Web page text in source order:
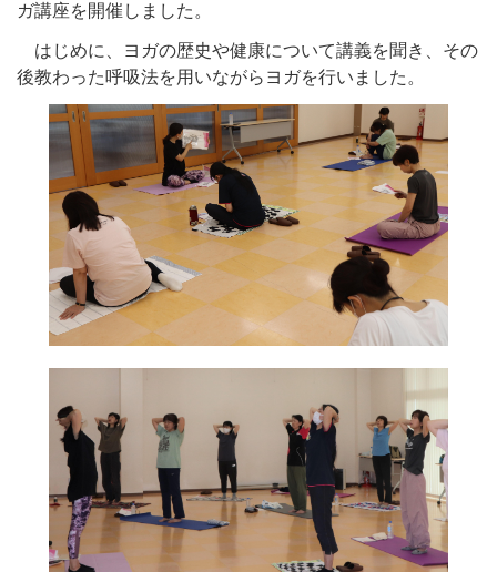
ガ講座を開催しました。
はじめに、ヨガの歴史や健康について講義を聞き、その
後教わった呼吸法を用いながらヨガを行いました。